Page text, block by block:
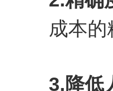
成本
3.降低